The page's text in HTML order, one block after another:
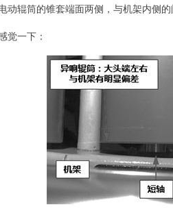
动辊筒的锥套端面两侧，与机架内侧
觉一下：